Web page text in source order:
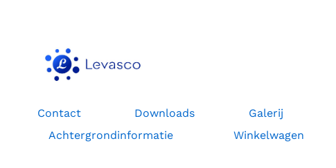
Contact Downloads Galerij
Achtergrondinformatie
Winkelwagen